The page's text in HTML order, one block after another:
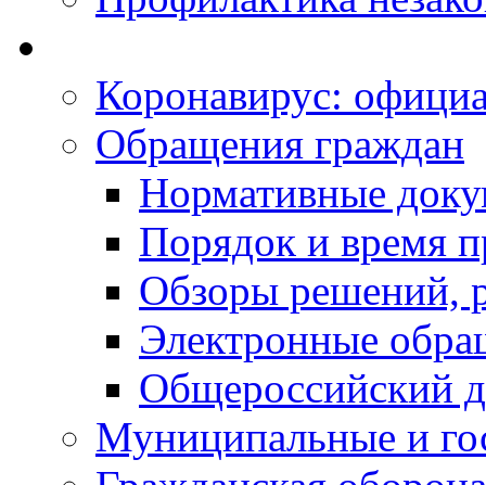
Коронавирус:
Обращения граждан
Нормативные
Порядок и время
Обзоры решений,
Электронные
Общероссийский
Муниципальные и